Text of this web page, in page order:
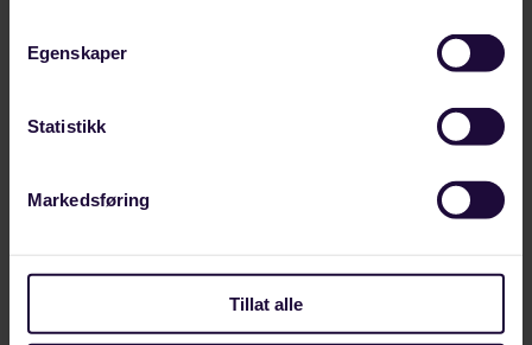
Egenskaper
Statistikk
Markedsføring
Tillat alle
AUGUST 08, 2026
Her deltar vi på Arendalsuka 2026